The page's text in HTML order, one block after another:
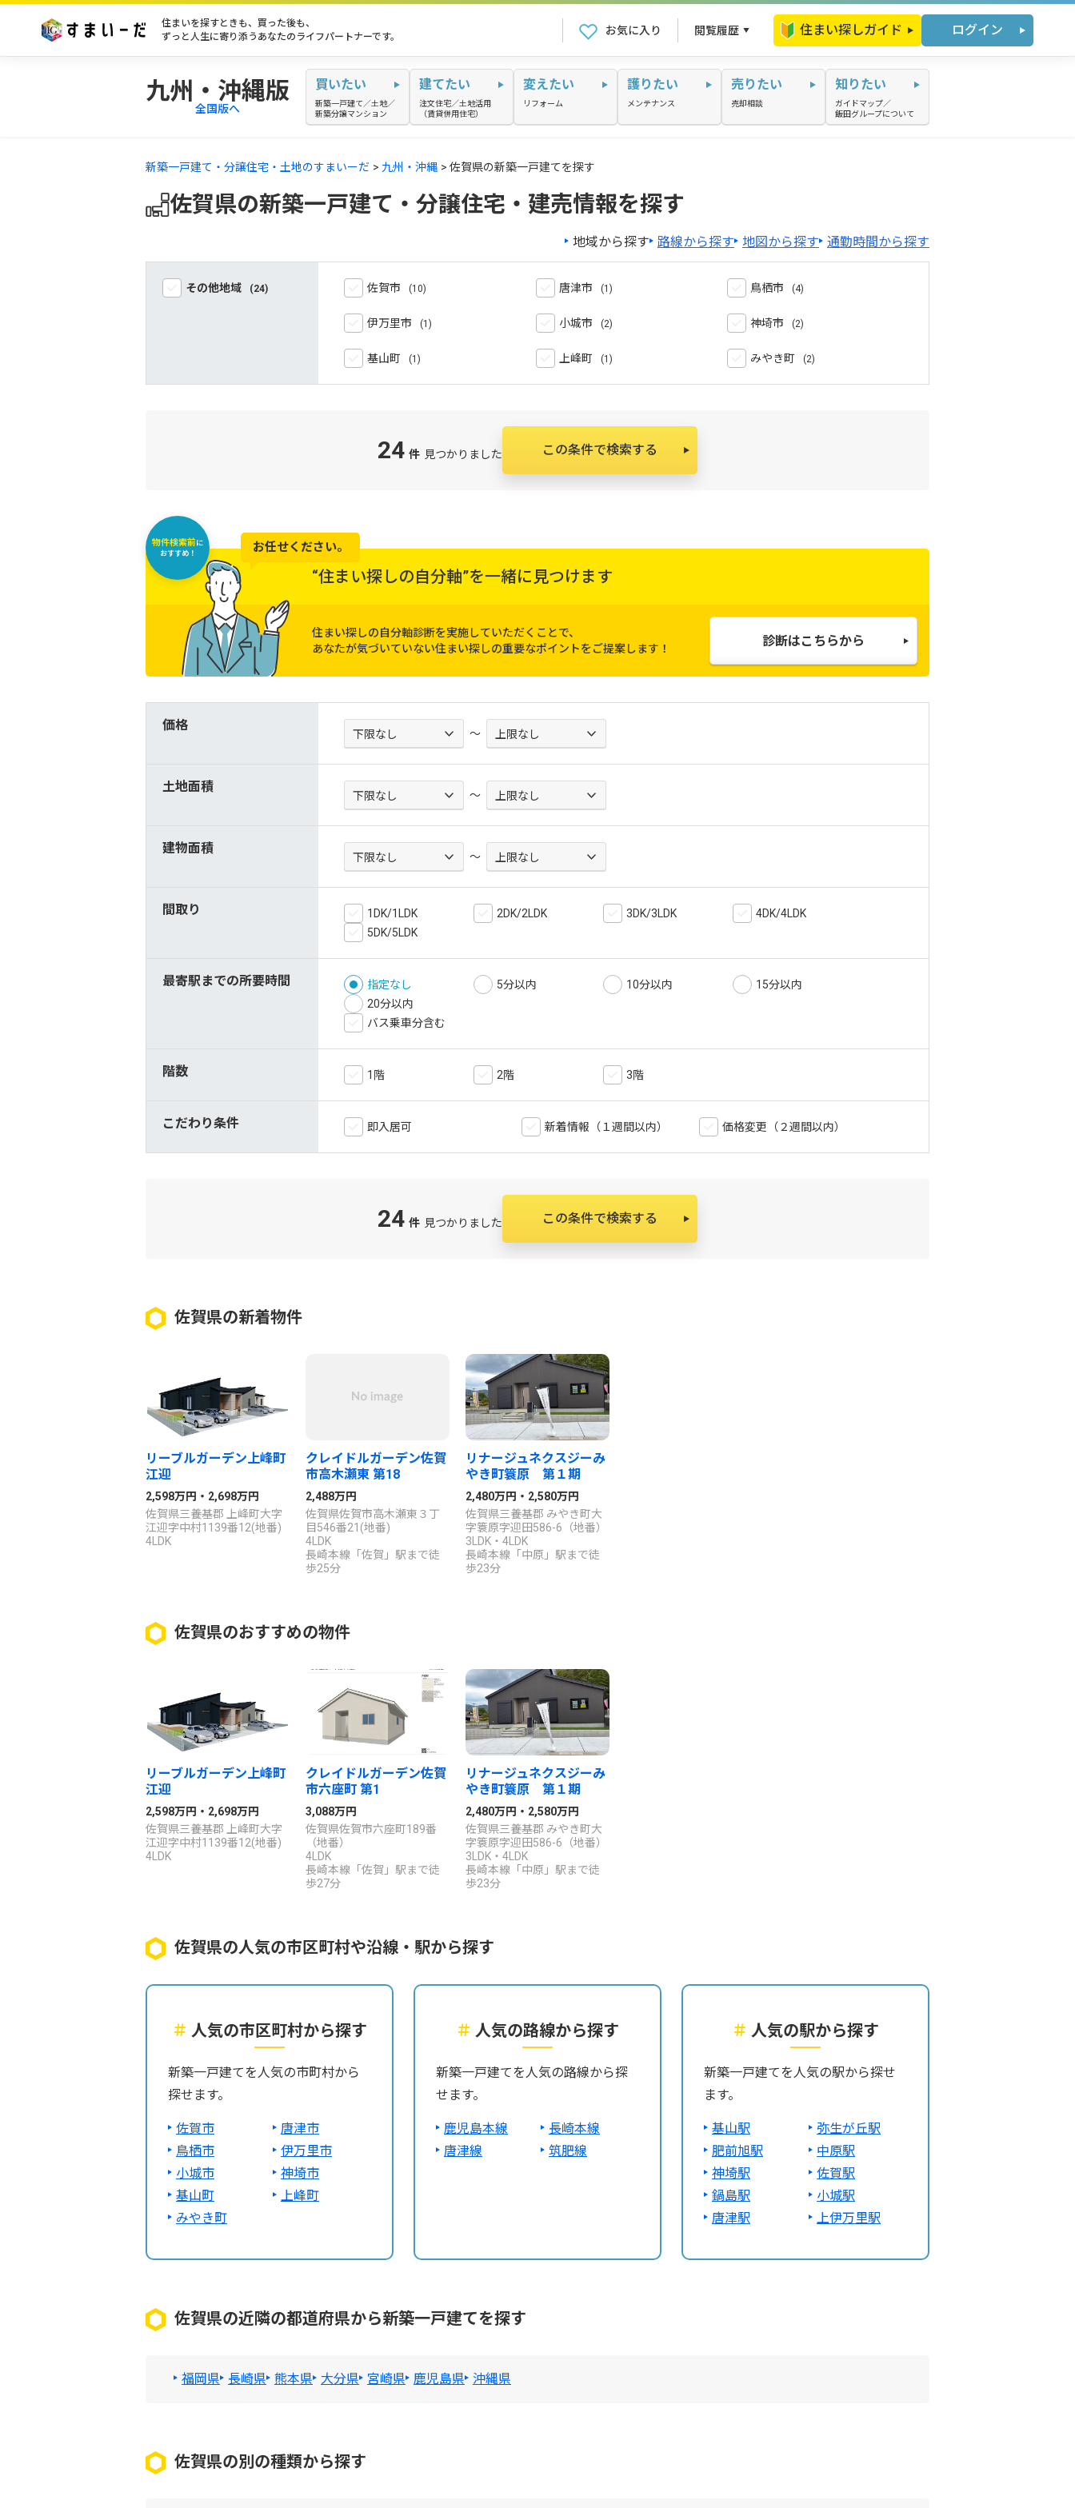
住まいを探すときも、買った後も、
ずっと人生に寄り添うあなたのライフパートナーです。
お気に入り 閲覧履歴 住まい探しガイド ログイン
九州・沖縄版
全国版へ
買いたい
新築一戸建て／土地／
新築分譲マンション
建てたい
注文住宅／土地活用
（賃貸併用住宅）
変えたい
リフォーム
護りたい
メンテナンス
売りたい
売却相談
知りたい
ガイドマップ／
飯田グループについて
新築一戸建て・分譲住宅・土地のすまいーだ 九州・沖縄 佐賀県の新築一戸建てを探す
佐賀県の新築一戸建て・分譲住宅・建売情報を探す
地域から探す 路線から探す 地図から探す 通勤時間から探す
その他地域 佐賀市 唐津市 鳥栖市
伊万里市 小城市 神埼市
基山町 上峰町 みやき町
24 件 見つかりました この条件で検索する
お任せください。
物件検索前 に
おすすめ！
“住まい探しの自分軸”を一緒に見つけます
住まい探しの自分軸診断を実施していただくことで、
あなたが気づいていない住まい探しの重要なポイントをご提案します！
診断はこちらから
価格
～
土地面積
～
建物面積
～
間取り 1DK/1LDK 2DK/2LDK 3DK/3LDK
4DK/4LDK
5DK/5LDK
最寄駅までの所要時間 指定なし 5分以内 10分以内
15分以内
20分以内
バス乗車分含む
階数 1階 2階 3階
こだわり条件 即入居可 新着情報（１週間以内） 価格変更（２週間以内）
24 件 見つかりました この条件で検索する
佐賀県の新着物件
リーブルガーデン上峰町
江迎
2,598万円・2,698万円
佐賀県三養基郡 上峰町大字
江迎字中村1139番12(地番)
4LDK
クレイドルガーデン佐賀
市高木瀬東 第18
2,488万円
佐賀県佐賀市高木瀬東３丁
目546番21(地番)
4LDK
長崎本線「佐賀」駅まで徒
歩25分
リナージュネクスジーみ
やき町簑原 第１期
2,480万円・2,580万円
佐賀県三養基郡 みやき町大
字簑原字迎田586-6（地番）
3LDK・4LDK
長崎本線「中原」駅まで徒
歩23分
佐賀県のおすすめの物件
リーブルガーデン上峰町
江迎
2,598万円・2,698万円
佐賀県三養基郡 上峰町大字
江迎字中村1139番12(地番)
4LDK
クレイドルガーデン佐賀
市六座町 第1
3,088万円
佐賀県佐賀市六座町189番
（地番）
4LDK
長崎本線「佐賀」駅まで徒
歩27分
リナージュネクスジーみ
やき町簑原 第１期
2,480万円・2,580万円
佐賀県三養基郡 みやき町大
字簑原字迎田586-6（地番）
3LDK・4LDK
長崎本線「中原」駅まで徒
歩23分
佐賀県の人気の市区町村や沿線・駅から探す
＃ 人気の市区町村から探す
新築一戸建てを人気の市町村から
探せます。
佐賀市
唐津市
鳥栖市
伊万里市
小城市
神埼市
基山町
上峰町
みやき町
＃ 人気の路線から探す
新築一戸建てを人気の路線から探
せます。
鹿児島本線
長崎本線
唐津線
筑肥線
＃ 人気の駅から探す
新築一戸建てを人気の駅から探せ
ます。
基山駅
弥生が丘駅
肥前旭駅
中原駅
神埼駅
佐賀駅
鍋島駅
小城駅
唐津駅
上伊万里駅
佐賀県の近隣の都道府県から新築一戸建てを探す
福岡県 長崎県 熊本県 大分県 宮崎県 鹿児島県 沖縄県
佐賀県の別の種類から探す